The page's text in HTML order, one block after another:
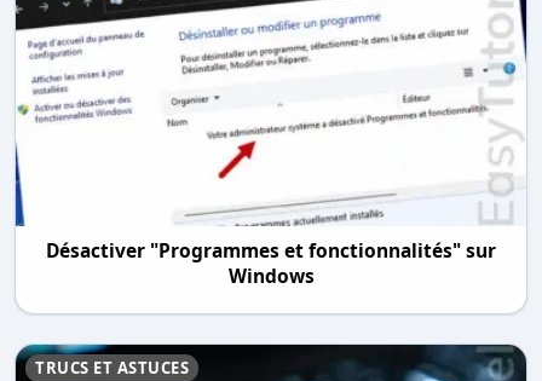
Désactiver "Programmes et fonctionnalités" sur
Windows
TRUCS ET ASTUCES